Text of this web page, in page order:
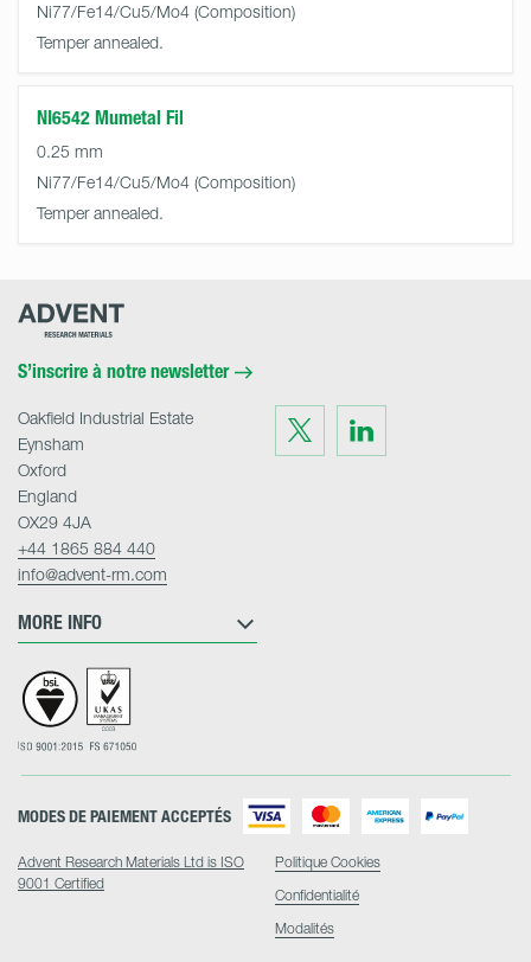
Ni77/Fe14/Cu5/Mo4
Temper annealed.
NI6542 Mumetal Fil
0.25 mm
Ni77/Fe14/Cu5/Mo4
Temper annealed.
Advent
S’inscrire à notre newsletter
Visit
us
on
Twitter
Visit
on
LinkedIn
MORE INFO
Oakfield Industrial Estate
Eynsham
Oxford
England
OX29 4JA
+44 1865 884 440
info@advent-rm.com
Advent Research Materials Ltd is ISO
9001 Certified
MODES DE PAIEMENT ACCEPTÉS
Politique Cookies
Confidentialité
Modalités